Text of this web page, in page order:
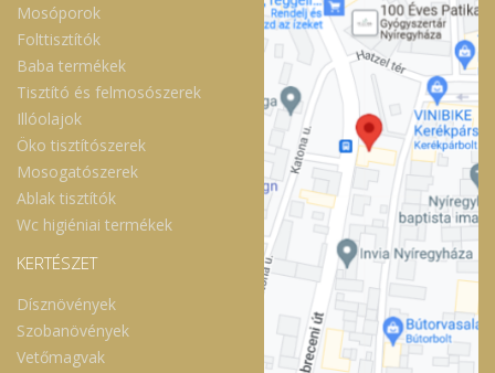
Mosóporok
Folttisztítók
Baba termékek
Tisztító és felmosószerek
Illóolajok
Öko tisztítószerek
Mosogatószerek
Ablak tisztítók
Wc higiéniai termékek
KERTÉSZET
Dísznövények
Szobanövények
Vetőmagvak